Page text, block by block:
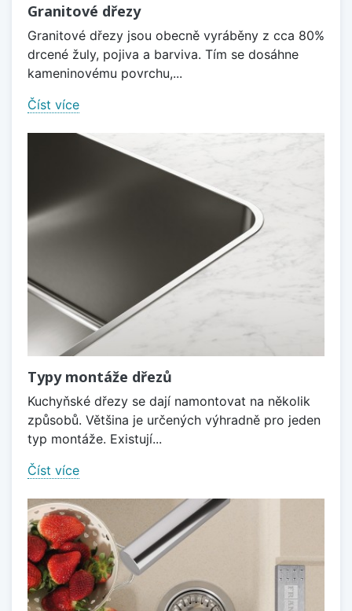
Granitové dřezy
Granitové dřezy jsou obecně vyráběny z cca 80%
drcené žuly, pojiva a barviva. Tím se dosáhne
kameninovému povrchu,...
Číst více
Typy montáže dřezů
Kuchyňské dřezy se dají namontovat na několik
způsobů. Většina je určených výhradně pro jeden
typ montáže. Existují...
Číst více